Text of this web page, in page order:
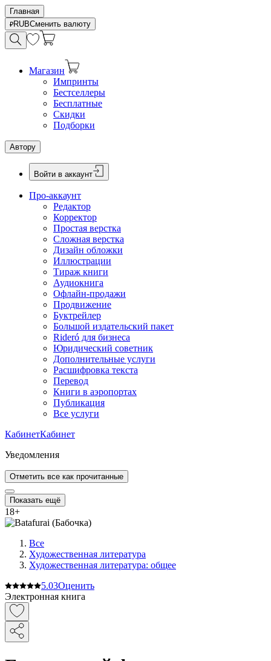
Главная
RUBСменить валюту
Магазин
Импринты
Бестселлеры
Бесплатные
Скидки
Подборки
Автору
Войти в аккаунт
Про-аккаунт
Редактор
Корректор
Простая верстка
Сложная верстка
Дизайн обложки
Иллюстрации
Тираж книги
Аудиокнига
Офлайн-продажи
Продвижение
Буктрейлер
Большой издательский пакет
Rideró для бизнеса
Юридический советник
Дополнительные услуги
Расшифровка текста
Перевод
Книги в аэропортах
Публикация
Все услуги
КабинетКабинет
Уведомления
Отметить все как прочитанные
Показать ещё
18+
Все
Художественная литература
Художественная литература: общее
5.03Оценить
Электронная книга